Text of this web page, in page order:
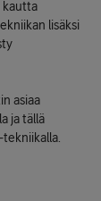
kautta
lisäksi
asiaa
ja tällä